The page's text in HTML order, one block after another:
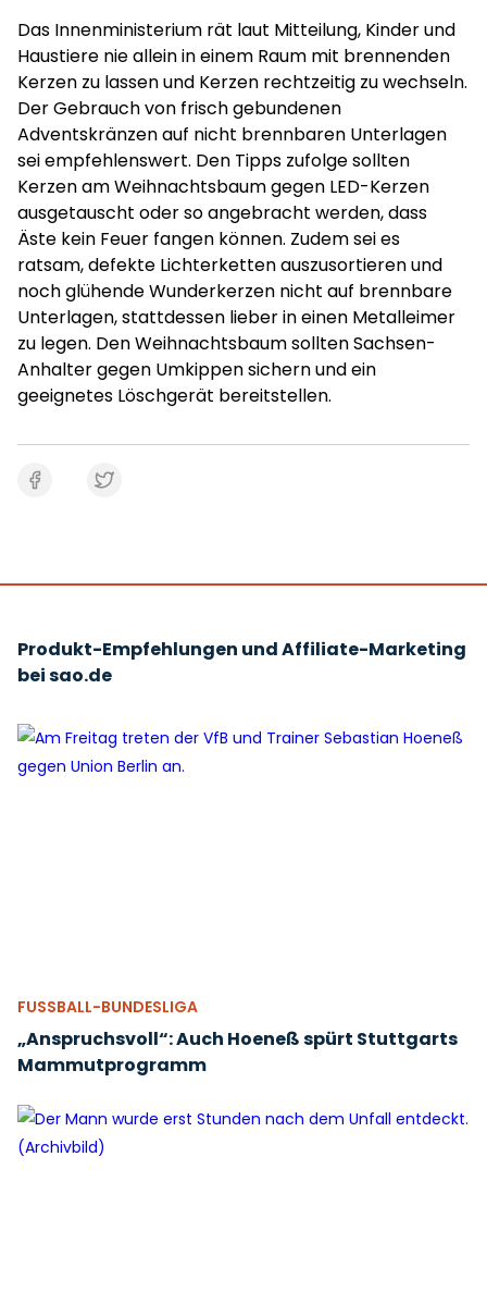
Das Innenministerium rät laut Mitteilung, Kinder und
Haustiere nie allein in einem Raum mit brennenden
Kerzen zu lassen und Kerzen rechtzeitig zu wechseln.
Der Gebrauch von frisch gebundenen
Adventskränzen auf nicht brennbaren Unterlagen
sei empfehlenswert. Den Tipps zufolge sollten
Kerzen am Weihnachtsbaum gegen LED-Kerzen
ausgetauscht oder so angebracht werden, dass
Äste kein Feuer fangen können. Zudem sei es
ratsam, defekte Lichterketten auszusortieren und
noch glühende Wunderkerzen nicht auf brennbare
Unterlagen, stattdessen lieber in einen Metalleimer
zu legen. Den Weihnachtsbaum sollten Sachsen-
Anhalter gegen Umkippen sichern und ein
geeignetes Löschgerät bereitstellen.
Produkt-Empfehlungen und Affiliate-Marketing
bei sao.de
FUSSBALL-BUNDESLIGA
„Anspruchsvoll“: Auch Hoeneß spürt Stuttgarts
Mammutprogramm